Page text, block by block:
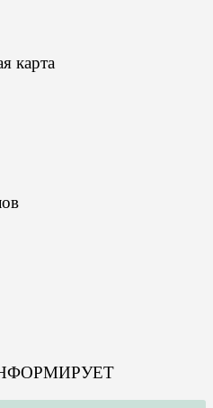
карта